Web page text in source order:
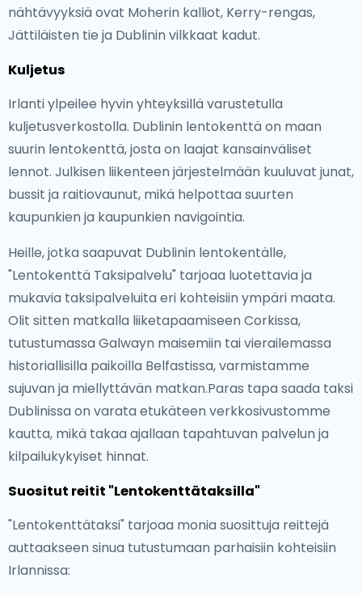
nähtävyyksiä ovat Moherin kalliot, Kerry-rengas,
Jättiläisten tie ja Dublinin vilkkaat kadut.
Kuljetus
Irlanti ylpeilee hyvin yhteyksillä varustetulla
kuljetusverkostolla. Dublinin lentokenttä on maan
suurin lentokenttä, josta on laajat kansainväliset
lennot. Julkisen liikenteen järjestelmään kuuluvat junat,
bussit ja raitiovaunut, mikä helpottaa suurten
kaupunkien ja kaupunkien navigointia.
Heille, jotka saapuvat Dublinin lentokentälle,
"Lentokenttä Taksipalvelu" tarjoaa luotettavia ja
mukavia taksipalveluita eri kohteisiin ympäri maata.
Olit sitten matkalla liiketapaamiseen Corkissa,
tutustumassa Galwayn maisemiin tai vierailemassa
historiallisilla paikoilla Belfastissa, varmistamme
sujuvan ja miellyttävän matkan.Paras tapa saada taksi
Dublinissa on varata etukäteen verkkosivustomme
kautta, mikä takaa ajallaan tapahtuvan palvelun ja
kilpailukykyiset hinnat.
Suositut reitit "Lentokenttätaksilla"
"Lentokenttätaksi" tarjoaa monia suosittuja reittejä
auttaakseen sinua tutustumaan parhaisiin kohteisiin
Irlannissa: